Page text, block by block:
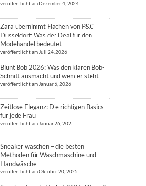
veröffentlicht am Dezember 4, 2024
Zara übernimmt Flächen von P&C
Düsseldorf: Was der Deal für den
Modehandel bedeutet
veröffentlicht am Juli 24, 2026
Blunt Bob 2026: Was den klaren Bob-
Schnitt ausmacht und wem er steht
veröffentlicht am Januar 6, 2026
Zeitlose Eleganz: Die richtigen Basics
für jede Frau
veröffentlicht am Januar 26, 2025
Sneaker waschen – die besten
Methoden für Waschmaschine und
Handwäsche
veröffentlicht am Oktober 20, 2025